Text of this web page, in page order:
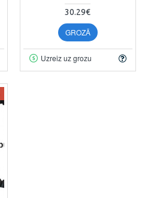
30.29€
GROZĀ
Uzreiz uz grozu